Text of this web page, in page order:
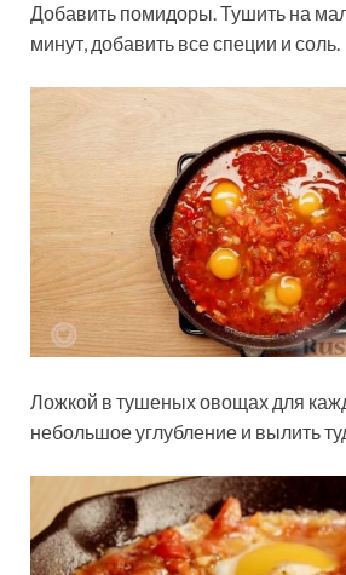
Добавить помидоры. Тушить на
минут, добавить все специи и соль.
Ложкой в тушеных овощах для
небольшое углубление и вылить